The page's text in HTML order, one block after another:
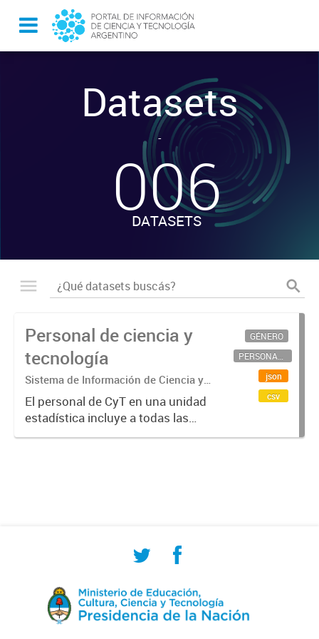
Datasets
-
006
DATASETS
Personal de ciencia y
tecnología
Sistema de Información de Ciencia y
Tecnología Argentino (SICYTAR)
El personal de CyT en una unidad
estadística incluye a todas las
personas involucradas
GÉNERO
PERSONAL CIENTÍFICO-TECNOLÓGICO
json
csv